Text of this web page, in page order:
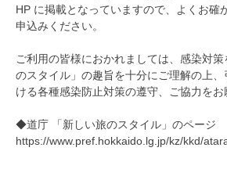
HP に掲載となっていますので、よくお確
申込みください。
ご利用の皆様におかれましては、感染対
のスタイル」の趣旨を十分にご理解の上
ける各種感染防止対策の遵守、ご協力をお
◆道庁 「新しい旅のスタイル」のページ
https://www.pref.hokkaido.lg.jp/kz/kkd/